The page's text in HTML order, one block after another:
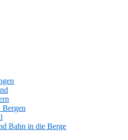
Bergen
Bahn in die Berge